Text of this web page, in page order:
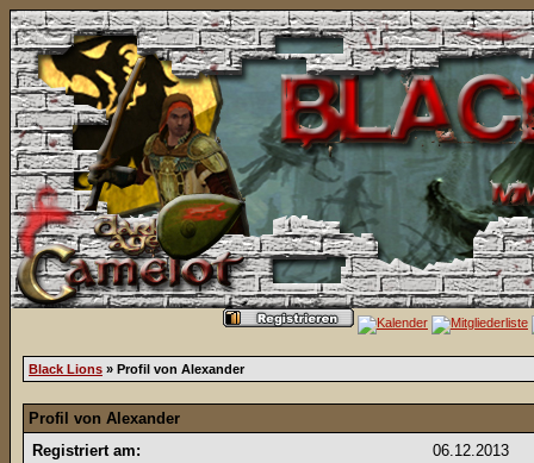
Black Lions » Profil von Alexander
Profil von Alexander
Registriert am:
06.12.2013